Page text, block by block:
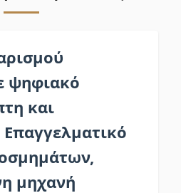
ψηφιακό
και
μηχανή